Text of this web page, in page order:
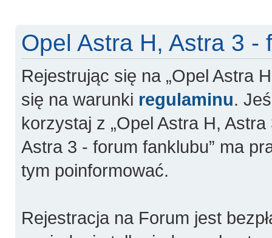
Opel Astra H, Astra 3 -
Rejestrując się na „Opel Astra
się na warunki regulaminu.
korzystaj z „Opel Astra H,
Astra 3 - forum fanklubu” ma
tym poinformować.
Rejestracja na Forum jest